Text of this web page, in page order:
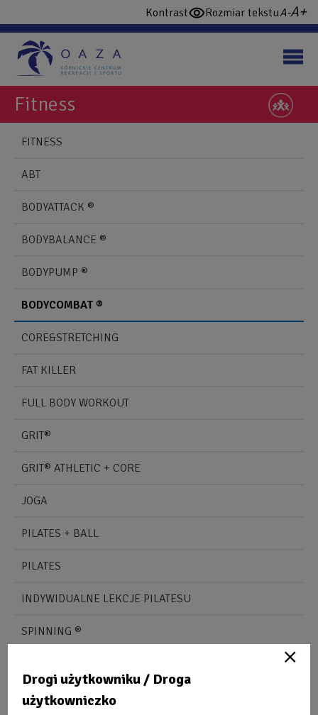
do
treści
Kontrastwłącz
wysoki
Rozmiar tekstu
Fitness
Back
top
NAWIGUJ
FITNESS
ABT
BODYATTACK ®
BODYBALANCE ®
BODYPUMP ®
BODYCOMBAT ®
CORE&STRETCHING
FAT KILLER
FULL BODY WORKOUT
GRIT®
GRIT® ATHLETIC + CORE
JOGA
PILATES + BALL
PILATES
INDYWIDUALNE LEKCJE PILATESU
SPINNING ®
STRETCHING & MOBILITY
Drogi użytkowniku / Droga
użytkowniczko